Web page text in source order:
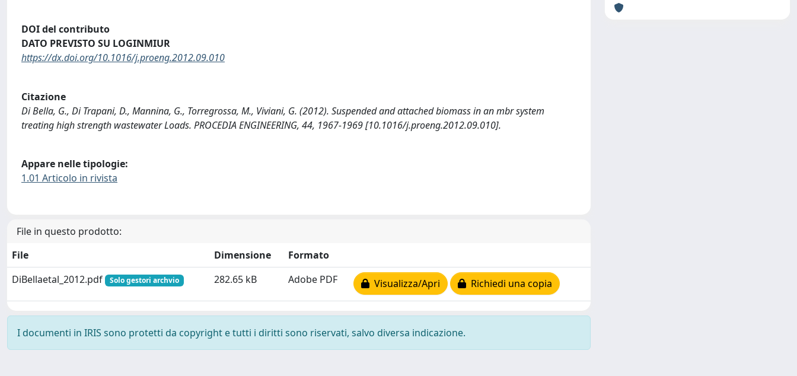
DOI del contributo
DATO PREVISTO SU LOGINMIUR
https://dx.doi.org/10.1016/j.proeng.2012.09.010
Citazione
Di Bella, G., Di Trapani, D., Mannina, G., Torregrossa, M., Viviani, G. (2012). Suspended and attached biomass in an mbr system
treating high strength wastewater Loads. PROCEDIA ENGINEERING, 44, 1967-1969 [10.1016/j.proeng.2012.09.010].
Appare nelle tipologie:
1.01 Articolo in rivista
File in questo prodotto:
File
Dimensione
Formato
DiBellaetal_2012.pdf
Solo gestori archvio 282.65 kB Adobe PDF Visualizza/Apri Richiedi una copia
I documenti in IRIS sono protetti da copyright e tutti i diritti sono riservati, salvo diversa indicazione.